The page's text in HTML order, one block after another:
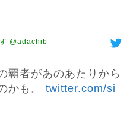
@adachib
覇者があのあたりから
かも。 twitter.com/si